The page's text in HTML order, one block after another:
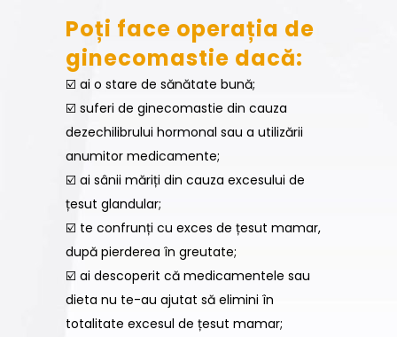
Poți face operația de
ginecomastie dacă:
☑️ ai o stare de sănătate bună;
☑️ suferi de ginecomastie din cauza
dezechilibrului hormonal sau a utilizării
anumitor medicamente;
☑️ ai sânii măriți din cauza excesului de
țesut glandular;
☑️ te confrunți cu exces de țesut mamar,
după pierderea în greutate;
☑️ ai descoperit că medicamentele sau
dieta nu te-au ajutat să elimini în
totalitate excesul de țesut mamar;